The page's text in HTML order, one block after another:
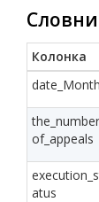
Колонка
date_Month
the_number_
of_appeals
atus